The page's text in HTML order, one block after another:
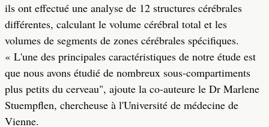
ils ont effectué une analyse de 12 structures cérébrales
différentes, calculant le volume cérébral total et les
volumes de segments de zones cérébrales spécifiques.
« L'une des principales caractéristiques de notre étude est
que nous avons étudié de nombreux sous-compartiments
plus petits du cerveau", ajoute la co-auteure le Dr Marlene
Stuempflen, chercheuse à l'Université de médecine de
Vienne.